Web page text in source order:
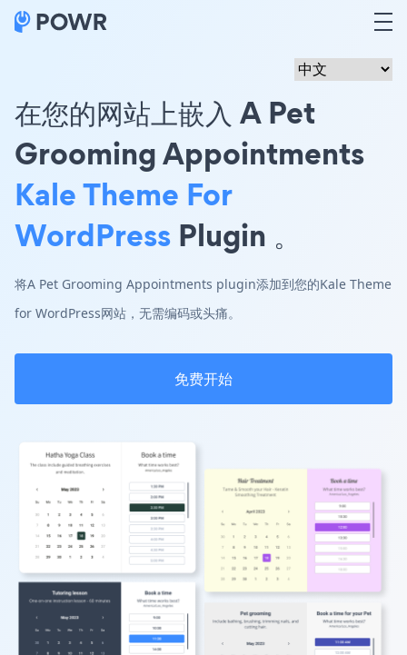
在您的网站上嵌入 A Pet
Grooming Appointments
Kale Theme For
WordPress Plugin 。
将A Pet Grooming Appointments plugin添加到您的Kale Theme
for WordPress网站，无需编码或头痛。
免费开始